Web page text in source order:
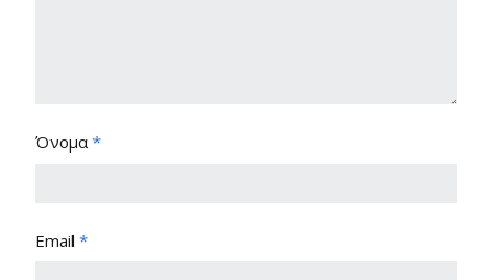
Όνομα*
Email *